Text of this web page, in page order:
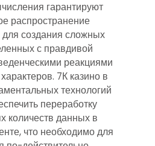
гарантируют
распространение
создания сложных
с правдивой
реакциями
7К казино в
технологий
переработку
количеств данных в
что необходимо для